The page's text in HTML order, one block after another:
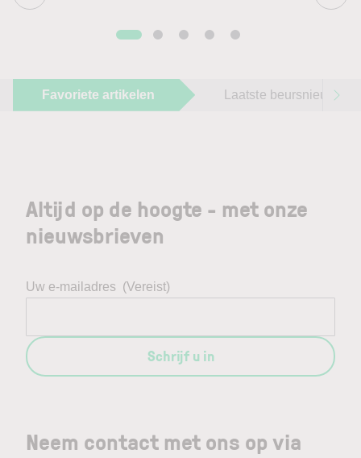
Favoriete artikelen Laatste beursnieuws
Neem contact met ons op via
Altijd op de hoogte - met onze
nieuwsbrieven
Uw e-mailadres (Vereist)
Schrijf u in